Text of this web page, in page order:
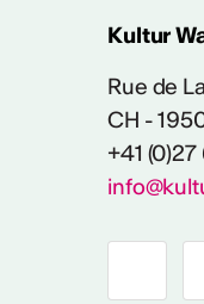
Kultur
Rue de
CH -
+41